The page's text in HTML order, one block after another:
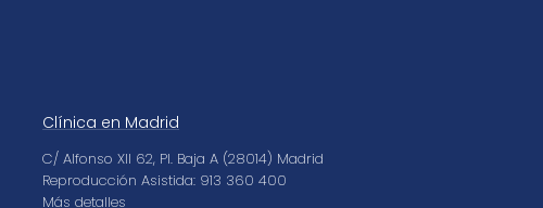
Clínica en Madrid
C/ Alfonso XII 62, Pl. Baja A (28014) Madrid
Reproducción Asistida: 913 360 400
Más detalles